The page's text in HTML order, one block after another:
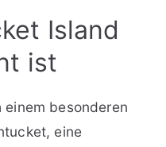
Island
ist
besonderen
eine